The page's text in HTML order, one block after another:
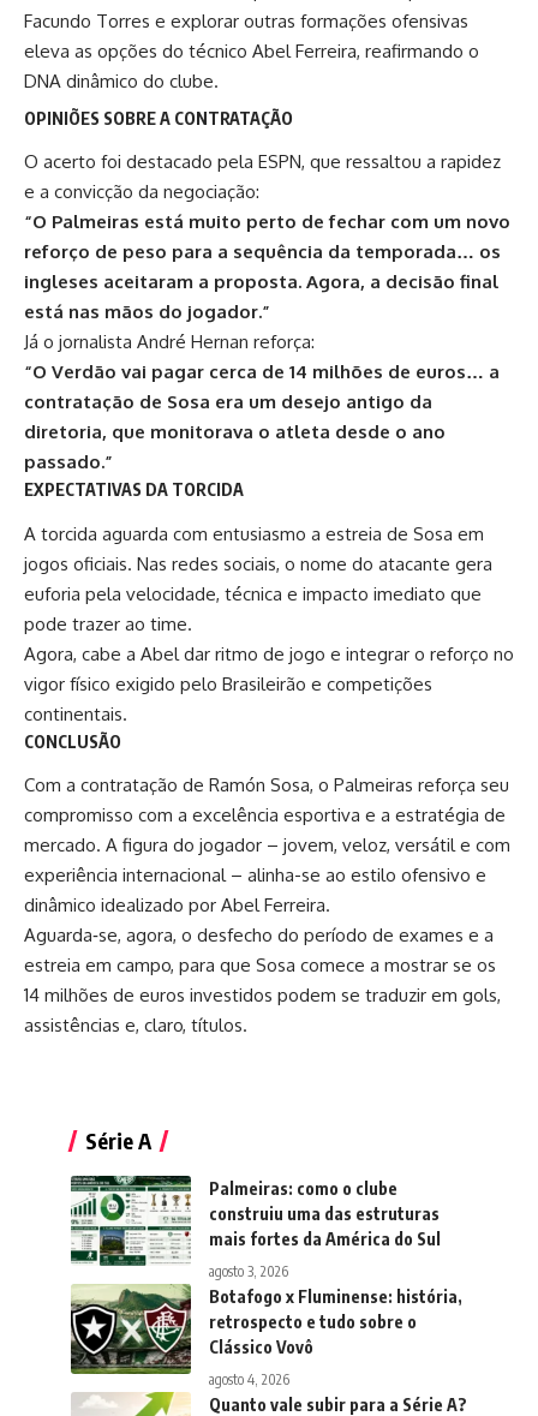
Facundo Torres e explorar outras formações ofensivas
eleva as opções do técnico Abel Ferreira, reafirmando o
DNA dinâmico do clube.
OPINIÕES SOBRE A CONTRATAÇÃO
O acerto foi destacado pela ESPN, que ressaltou a rapidez
e a convicção da negociação:
“O Palmeiras está muito perto de fechar com um novo
reforço de peso para a sequência da temporada… os
ingleses aceitaram a proposta. Agora, a decisão final
está nas mãos do jogador.”
Já o jornalista André Hernan reforça:
“O Verdão vai pagar cerca de 14 milhões de euros… a
contratação de Sosa era um desejo antigo da
diretoria, que monitorava o atleta desde o ano
passado.”
EXPECTATIVAS DA TORCIDA
A torcida aguarda com entusiasmo a estreia de Sosa em
jogos oficiais. Nas redes sociais, o nome do atacante gera
euforia pela velocidade, técnica e impacto imediato que
pode trazer ao time.
Agora, cabe a Abel dar ritmo de jogo e integrar o reforço no
vigor físico exigido pelo Brasileirão e competições
continentais.
CONCLUSÃO
Com a contratação de Ramón Sosa, o Palmeiras reforça seu
compromisso com a excelência esportiva e a estratégia de
mercado. A figura do jogador – jovem, veloz, versátil e com
experiência internacional – alinha-se ao estilo ofensivo e
dinâmico idealizado por Abel Ferreira.
Aguarda‑se, agora, o desfecho do período de exames e a
estreia em campo, para que Sosa comece a mostrar se os
14 milhões de euros investidos podem se traduzir em gols,
assistências e, claro, títulos.
Série A
Palmeiras: como o clube
construiu uma das estruturas
mais fortes da América do Sul
agosto 3, 2026
Botafogo x Fluminense: história,
retrospecto e tudo sobre o
Clássico Vovô
agosto 4, 2026
Quanto vale subir para a Série A?